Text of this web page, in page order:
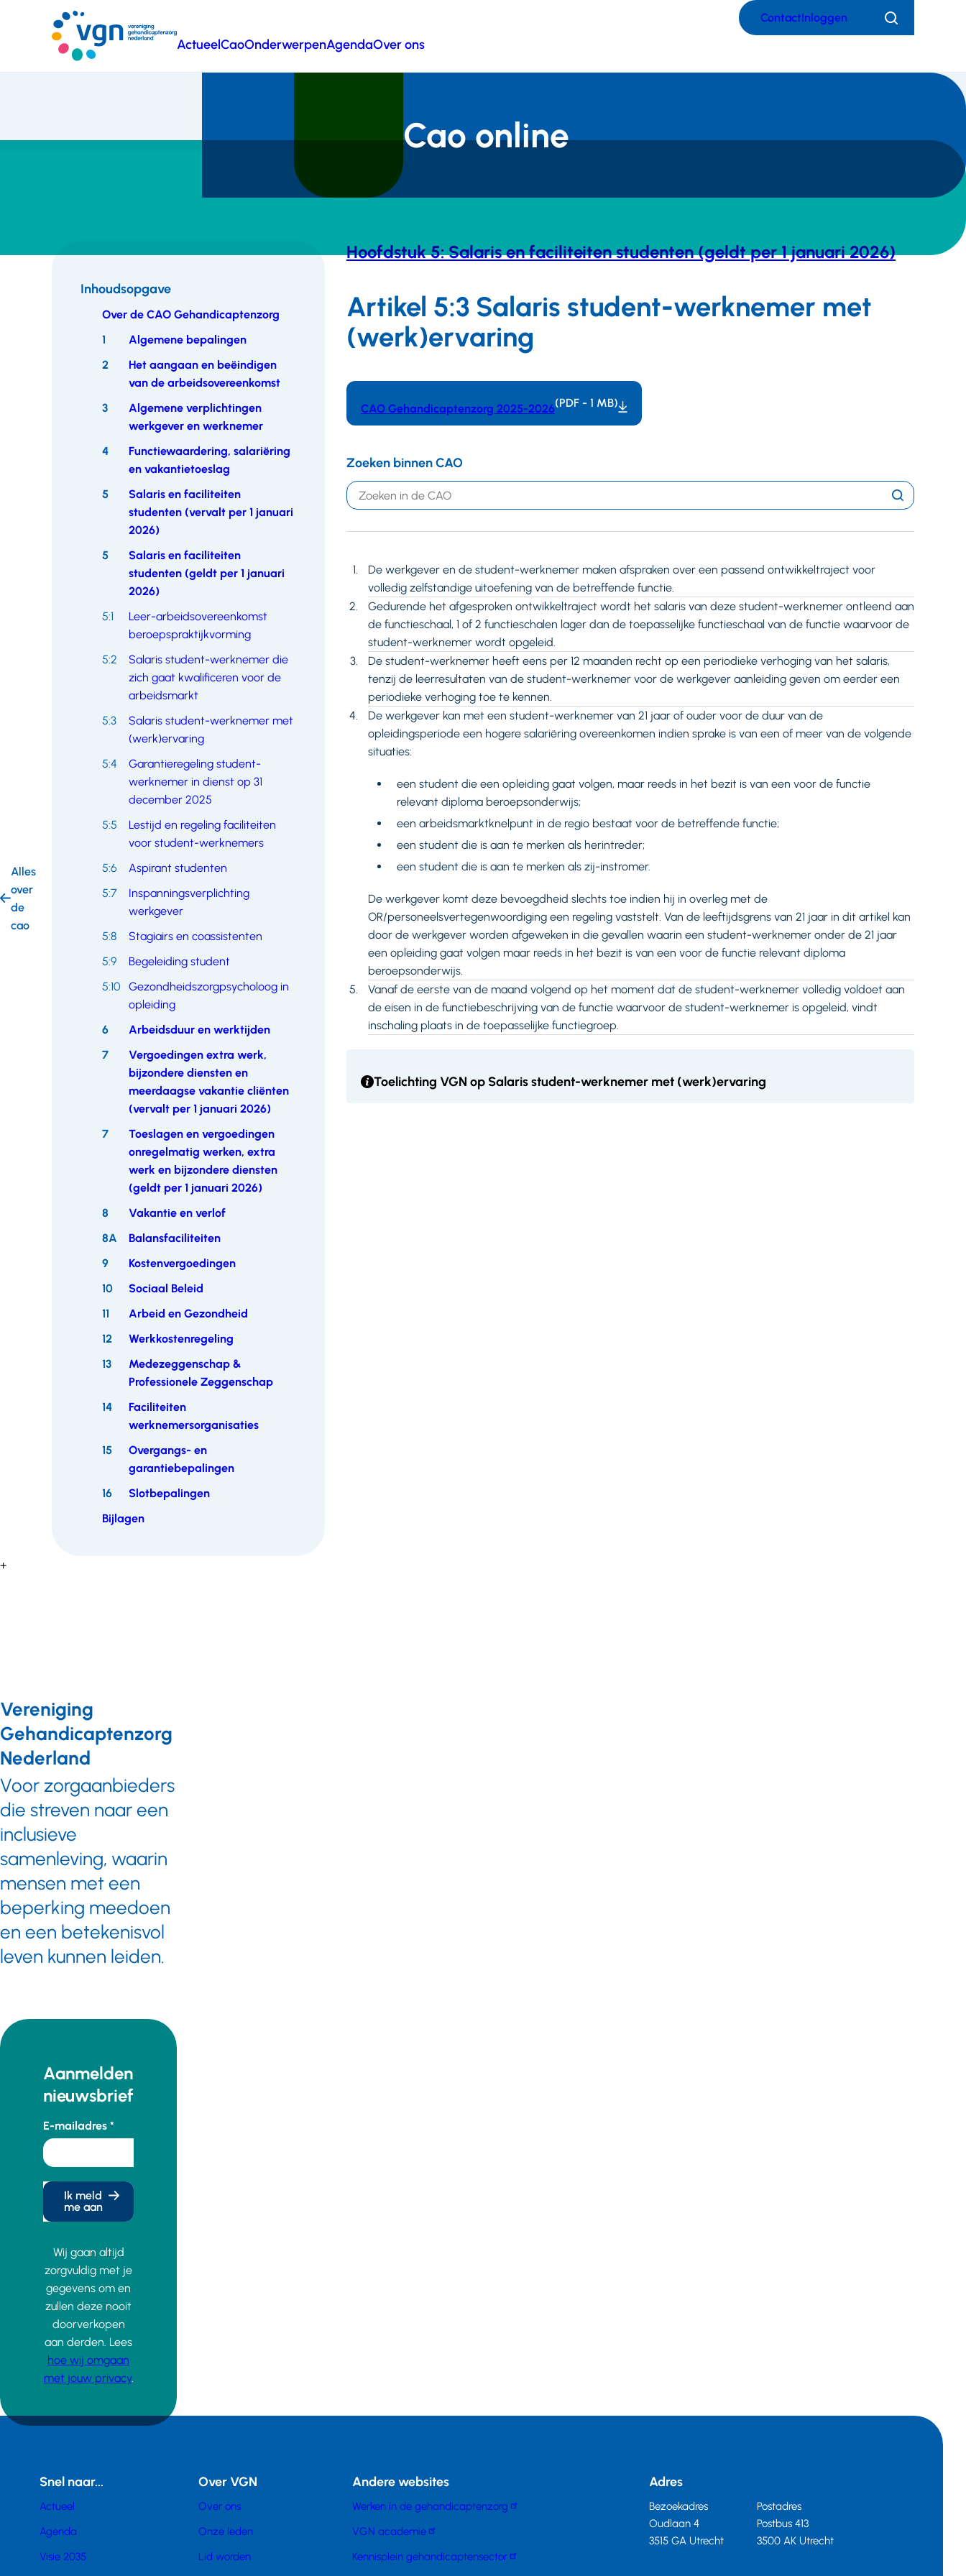
hoofdinhoud
ActueelCaoOnderwerpenAgendaOver ons
ContactInloggen Zoeken
Cao online
Alles
over
de
cao
Inhoudsopgave
Inhoudsopgave
overslaan
Over de CAO Gehandicaptenzorg
1
Algemene bepalingen
2
Het aangaan en beëindigen
van de arbeidsovereenkomst
3
Algemene verplichtingen
werkgever en werknemer
4
Functiewaardering, salariëring
en vakantietoeslag
5
Salaris en faciliteiten
studenten (vervalt per 1 januari
2026)
5
Salaris en faciliteiten
studenten (geldt per 1 januari
2026)
5:1
Leer-arbeidsovereenkomst
beroepspraktijkvorming
5:2
Salaris student-werknemer die
zich gaat kwalificeren voor de
arbeidsmarkt
5:3
Salaris student-werknemer met
(werk)ervaring
5:4
Garantieregeling student-
werknemer in dienst op 31
december 2025
5:5
Lestijd en regeling faciliteiten
voor student-werknemers
5:6
Aspirant studenten
5:7
Inspanningsverplichting
werkgever
5:8
Stagiairs en coassistenten
5:9
Begeleiding student
5:10
Gezondheidszorgpsycholoog in
opleiding
6
Arbeidsduur en werktijden
7
Vergoedingen extra werk,
bijzondere diensten en
meerdaagse vakantie cliënten
(vervalt per 1 januari 2026)
7
Toeslagen en vergoedingen
onregelmatig werken, extra
werk en bijzondere diensten
(geldt per 1 januari 2026)
8
Vakantie en verlof
8A
Balansfaciliteiten
9
Kostenvergoedingen
10
Sociaal Beleid
11
Arbeid en Gezondheid
12
Werkkostenregeling
13
Medezeggenschap &
Professionele Zeggenschap
14
Faciliteiten
werknemersorganisaties
15
Overgangs- en
garantiebepalingen
16
Slotbepalingen
Bijlagen
Hoofdstuk 5: Salaris en faciliteiten studenten (geldt per 1 januari 2026)
Artikel 5:3 Salaris student-werknemer met
(werk)ervaring
CAO Gehandicaptenzorg 2025-2026(PDF - 1 MB)
Zoeken binnen CAO
Trefwoord
Zoeken
De werkgever en de student-werknemer maken afspraken over een passend ontwikkeltraject voor
volledig zelfstandige uitoefening van de betreffende functie.
Gedurende het afgesproken ontwikkeltraject wordt het salaris van deze student-werknemer ontleend aan
de functieschaal, 1 of 2 functieschalen lager dan de toepasselijke functieschaal van de functie waarvoor de
student-werknemer wordt opgeleid.
De student-werknemer heeft eens per 12 maanden recht op een periodieke verhoging van het salaris,
tenzij de leerresultaten van de student-werknemer voor de werkgever aanleiding geven om eerder een
periodieke verhoging toe te kennen.
De werkgever kan met een student-werknemer van 21 jaar of ouder voor de duur van de
opleidingsperiode een hogere salariëring overeenkomen indien sprake is van een of meer van de volgende
situaties:
een student die een opleiding gaat volgen, maar reeds in het bezit is van een voor de functie
relevant diploma beroepsonderwijs;
een arbeidsmarktknelpunt in de regio bestaat voor de betreffende functie;
een student die is aan te merken als herintreder;
een student die is aan te merken als zij-instromer.
De werkgever komt deze bevoegdheid slechts toe indien hij in overleg met de
OR/personeelsvertegenwoordiging een regeling vaststelt. Van de leeftijdsgrens van 21 jaar in dit artikel kan
door de werkgever worden afgeweken in die gevallen waarin een student-werknemer onder de 21 jaar
een opleiding gaat volgen maar reeds in het bezit is van een voor de functie relevant diploma
beroepsonderwijs.
Vanaf de eerste van de maand volgend op het moment dat de student-werknemer volledig voldoet aan
de eisen in de functiebeschrijving van de functie waarvoor de student-werknemer is opgeleid, vindt
inschaling plaats in de toepasselijke functiegroep.
Toelichting VGN op Salaris student-werknemer met (werk)ervaring
+
Vereniging
Gehandicaptenzorg
Nederland
Voor zorgaanbieders
die streven naar een
inclusieve
samenleving, waarin
mensen met een
beperking meedoen
en een betekenisvol
leven kunnen leiden.
Aanmelden
nieuwsbrief
E-mailadres
Ik meld
me aan
Wij gaan altijd
zorgvuldig met je
gegevens om en
zullen deze nooit
doorverkopen
aan derden. Lees
hoe wij omgaan
met jouw privacy.
Snel naar...
Actueel
Agenda
Visie 2035
Over VGN
Over ons
Onze leden
Lid worden
Andere websites
Werken in de gehandicaptenzorg
VGN academie
Kennisplein gehandicaptensector
Adres
Bezoekadres
Oudlaan 4
3515 GA Utrecht
Postadres
Postbus 413
3500 AK Utrecht